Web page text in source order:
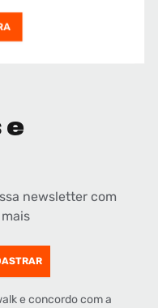
e
newsletter com
e concordo com a